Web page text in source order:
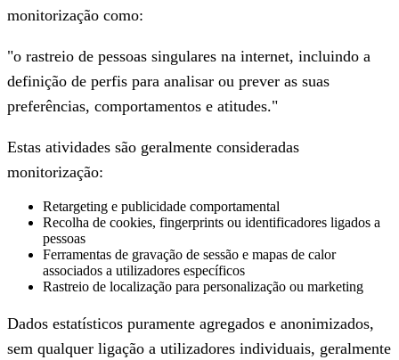
monitorização como:
"o rastreio de pessoas singulares na internet, incluindo a
definição de perfis para analisar ou prever as suas
preferências, comportamentos e atitudes."
Estas atividades são geralmente consideradas
monitorização:
Retargeting e publicidade comportamental
Recolha de cookies, fingerprints ou identificadores ligados a
pessoas
Ferramentas de gravação de sessão e mapas de calor
associados a utilizadores específicos
Rastreio de localização para personalização ou marketing
Dados estatísticos puramente agregados e anonimizados,
sem qualquer ligação a utilizadores individuais, geralmente